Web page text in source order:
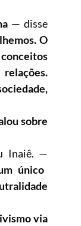
— disse
O
sobre
Inaiê. —
único
via